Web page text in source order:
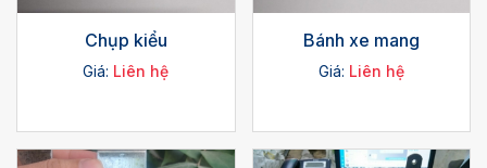
Chụp kiểu
Giá: Liên hệ
Bánh xe mang
Giá: Liên hệ